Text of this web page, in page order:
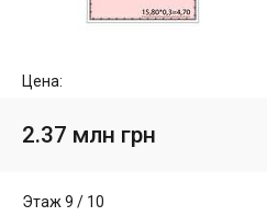
Цена:
2.37 млн грн
Этаж 9 / 10